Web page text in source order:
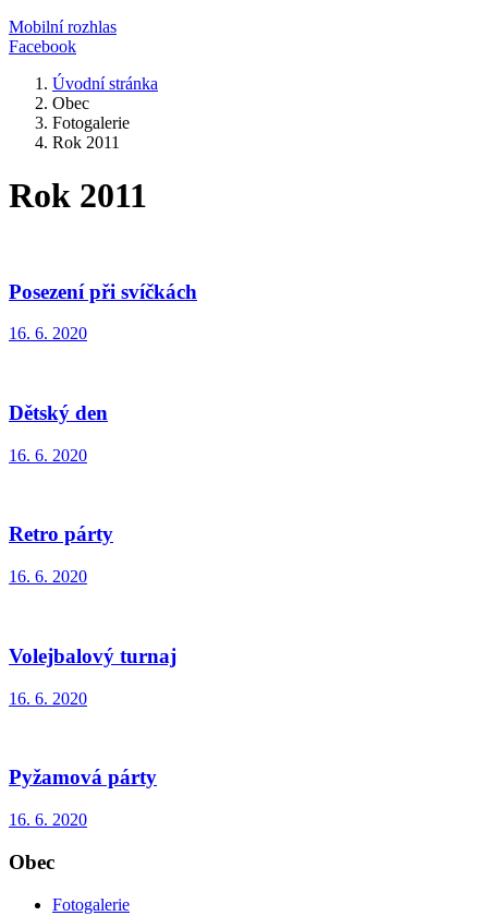
Mobilní rozhlas
Facebook
Úvodní stránka
Obec
Fotogalerie
Rok 2011
Rok 2011
Posezení při svíčkách
16. 6. 2020
Dětský den
16. 6. 2020
Retro párty
16. 6. 2020
Volejbalový turnaj
16. 6. 2020
Pyžamová párty
16. 6. 2020
Obec
Fotogalerie